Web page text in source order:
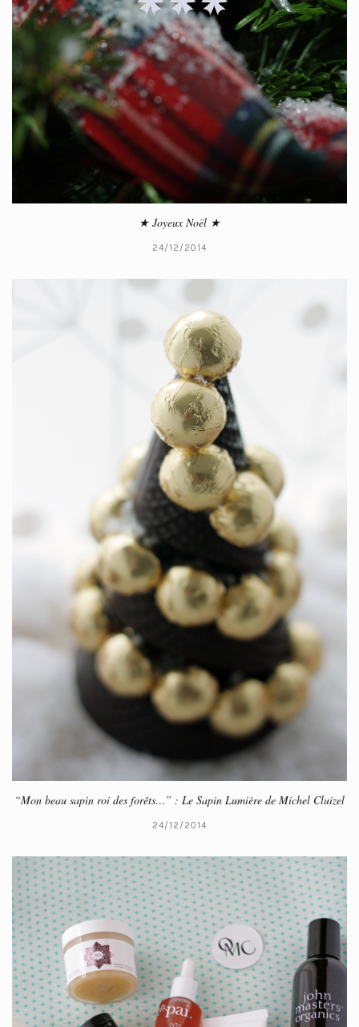
★ Joyeux Noël ★
24/12/2014
“Mon beau sapin roi des forêts…” : Le Sapin Lumière de Michel Cluizel
24/12/2014